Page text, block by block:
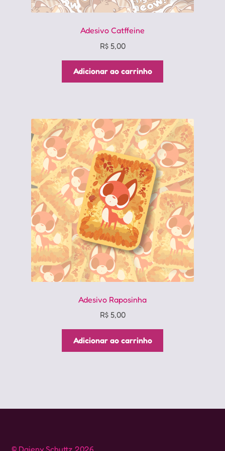
Adesivo Catffeine
R$5,00
Adicionar ao carrinho
Adesivo Raposinha
R$5,00
Adicionar ao carrinho